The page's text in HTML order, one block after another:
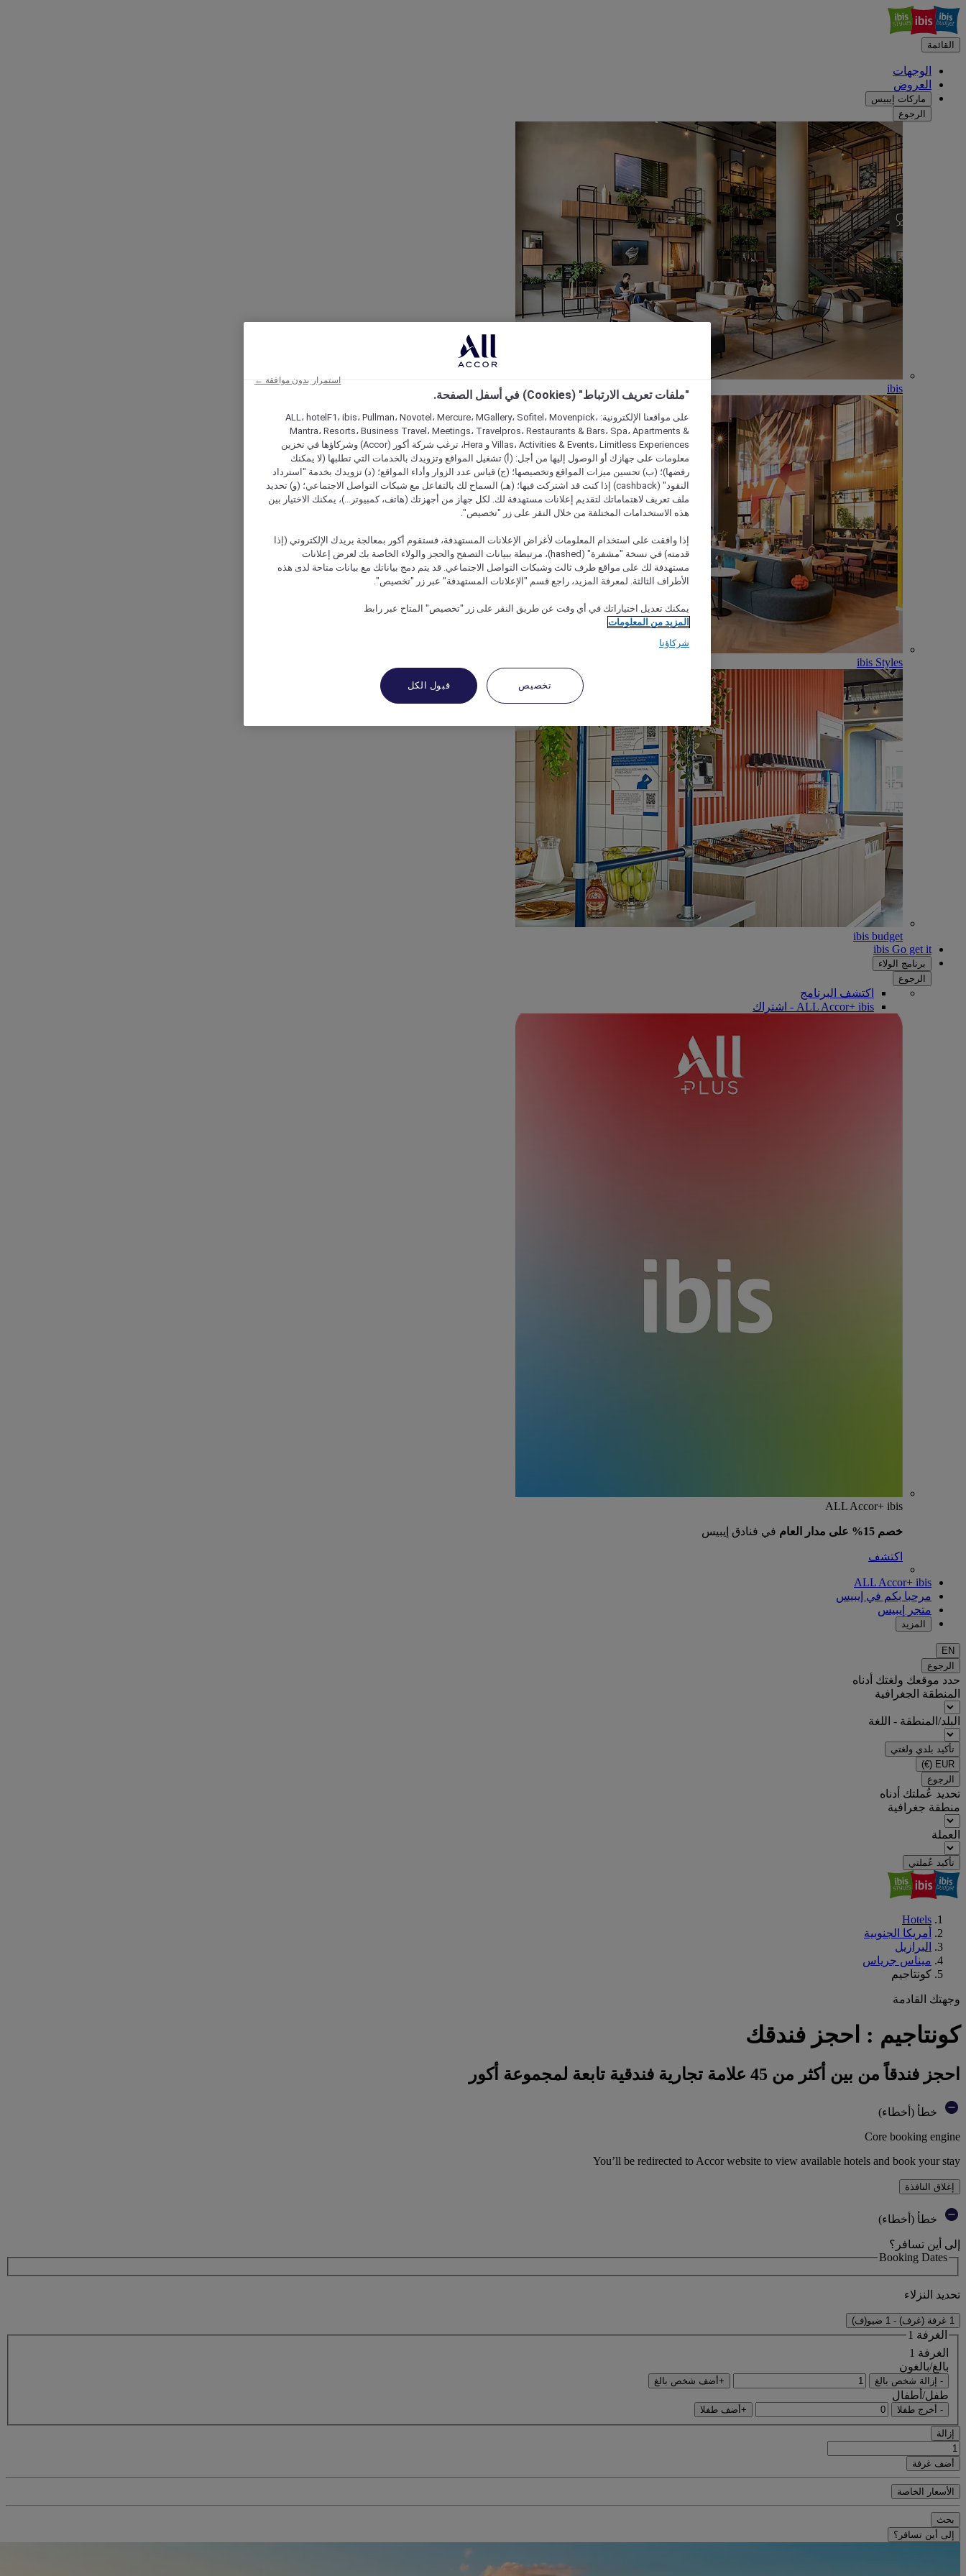
القائمة
الوجهات
العروض
ماركات إيبيس
الرجوع
ibis
ibis Styles
ibis budget
ibis Go get it
برنامج الولاء
الرجوع
اكتشف البرنامج
ALL Accor+ ibis - اشتراك
ALL Accor+ ibis
خصم 15% على مدار العام في فنادق إيبيس
اكتشف
ALL Accor+ ibis
مرحبا بكم في إيبيس
متجر إيبيس
المزيد
EN
الرجوع
حدد موقعك ولغتك أدناه
المنطقة الجغرافية
البلد/المنطقة - اللغة
تأكيد بلدي ولغتي
EUR
(€)
الرجوع
تحديد عُملتك أدناه
منطقة جغرافية
العملة
تأكيد عُملتي
Hotels
أمريكا الجنوبية
البرازيل
ميناس جرياس
كونتاجيم
وجهتك القادمة
كونتاجيم : احجز فندقك
احجز فندقاً من بين أكثر من 45 علامة تجارية فندقية تابعة لمجموعة أكور
خطأ (أخطاء)
Core booking engine
You’ll be redirected to Accor website to view available hotels and book your stay
إغلاق النافذة
خطأ (أخطاء)
إلى أين تسافر؟
Booking Dates
تحديد النزلاء
1 غرفة (غرف) - 1 ضيو(ف)
الغرفة 1
الغرفة 1
بالغ/بالغون
- إزالة شخص بالغ +أضف شخص بالغ
طفل/أطفال
- أخرج طفلا +أضف طفلا
إزالة
أضف غرفة
الأسعار الخاصة
بحث
إلى أين تسافر؟
"ملفات تعريف الارتباط" (Cookies) في أسفل الصفحة.
على مواقعنا الإلكترونية: ALL، hotelF1، ibis، Pullman، Novotel، Mercure، MGallery، Sofitel، Movenpick،
Mantra، Resorts، Business Travel، Meetings، Travelpros، Restaurants & Bars، Spa، Apartments &
Villas، Activities & Events، Limitless Experiences و Hera، ترغب شركة أكور (Accor) وشركاؤها في تخزين
معلومات على جهازك أو الوصول إليها من أجل: (أ) تشغيل المواقع وتزويدك بالخدمات التي تطلبها (لا يمكنك
رفضها)؛ (ب) تحسين ميزات المواقع وتخصيصها؛ (ج) قياس عدد الزوار وأداء المواقع؛ (د) تزويدك بخدمة "استرداد
النقود" (cashback) إذا كنت قد اشتركت فيها؛ (هـ) السماح لك بالتفاعل مع شبكات التواصل الاجتماعي؛ (و) تحديد
ملف تعريف لاهتماماتك لتقديم إعلانات مستهدفة لك. لكل جهاز من أجهزتك (هاتف، كمبيوتر...)، يمكنك الاختيار بين
هذه الاستخدامات المختلفة من خلال النقر على زر "تخصيص".
إذا وافقت على استخدام المعلومات لأغراض الإعلانات المستهدفة، فستقوم أكور بمعالجة بريدك الإلكتروني (إذا
قدمته) في نسخة "مشفرة" (hashed)، مرتبطة ببيانات التصفح والحجز والولاء الخاصة بك لعرض إعلانات
مستهدفة لك على مواقع طرف ثالث وشبكات التواصل الاجتماعي. قد يتم دمج بياناتك مع بيانات متاحة لدى هذه
الأطراف الثالثة. لمعرفة المزيد، راجع قسم "الإعلانات المستهدفة" عبر زر "تخصيص".
يمكنك تعديل اختياراتك في أي وقت عن طريق النقر على زر "تخصيص" المتاح عبر رابط
المزيد من المعلومات
شركاؤنا
تخصيص قبول الكل
استمرار بدون موافقة ←